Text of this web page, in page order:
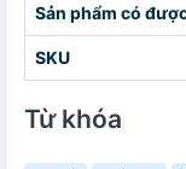
Sản phẩm có
SKU
Từ khóa